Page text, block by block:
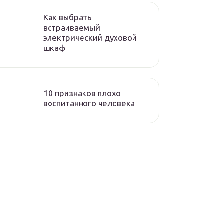
Как выбрать
встраиваемый
электрический духовой
шкаф
10 признаков плохо
воспитанного человека